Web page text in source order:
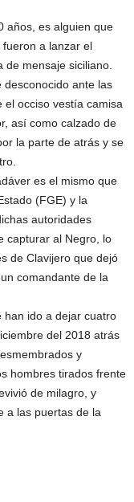
años, es alguien que
a lanzar el
mensaje siciliano.
desconocido ante las
el occiso vestía camisa
así como calzado de
la parte de atrás y se
es el mismo que
(FGE) y la
autoridades
capturar al Negro, lo
de Clavijero que dejó
comandante de la
han ido a dejar cuatro
del 2018 atrás
y
hombres tirados frente
de milagro, y
a las puertas de la